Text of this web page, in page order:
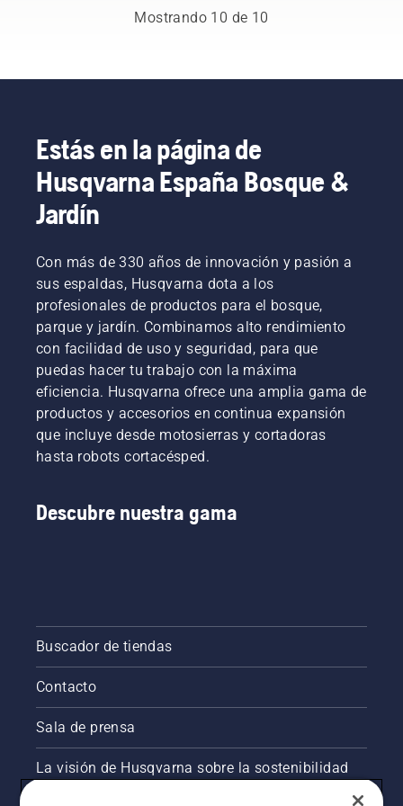
de la
cadena
de tu
motosierra
funciona
primero
el nivel
de
Arranca
la
motosierra
asegúrate
de que el
freno de
cadena
Acelera
centímetros
del
de un
se
mancha
de
aceite,
combinación
Mostrando 10 de 10
Estás en la página de
Husqvarna España Bosque &
Jardín
Con más de 330 años de innovación y pasión a
sus espaldas, Husqvarna dota a los
profesionales de productos para el bosque,
parque y jardín. Combinamos alto rendimiento
con facilidad de uso y seguridad, para que
puedas hacer tu trabajo con la máxima
eficiencia. Husqvarna ofrece una amplia gama de
productos y accesorios en continua expansión
que incluye desde motosierras y cortadoras
hasta robots cortacésped.
Descubre nuestra gama
Buscador de tiendas
Contacto
Sala de prensa
La visión de Husqvarna sobre la sostenibilidad